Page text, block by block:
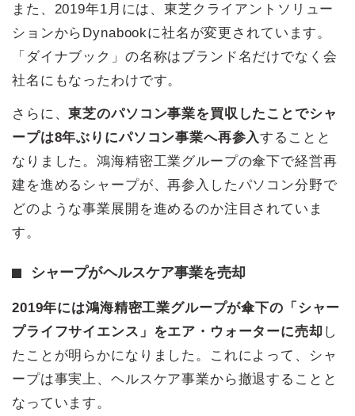
また、2019年1月には、東芝クライアントソリュー
ションからDynabookに社名が変更されています。
「ダイナブック」の名称はブランド名だけでなく会
社名にもなったわけです。
さらに、東芝のパソコン事業を買収したことでシャ
ープは8年ぶりにパソコン事業へ再参入することと
なりました。鴻海精密工業グループの傘下で経営再
建を進めるシャープが、再参入したパソコン分野で
どのような事業展開を進めるのか注目されていま
す。
シャープがヘルスケア事業を売却
2019年には鴻海精密工業グループが傘下の「シャー
プライフサイエンス」をエア・ウォーターに売却 し
たことが明らかになりました。これによって、シャ
ープは事実上、ヘルスケア事業から撤退することと
なっています。